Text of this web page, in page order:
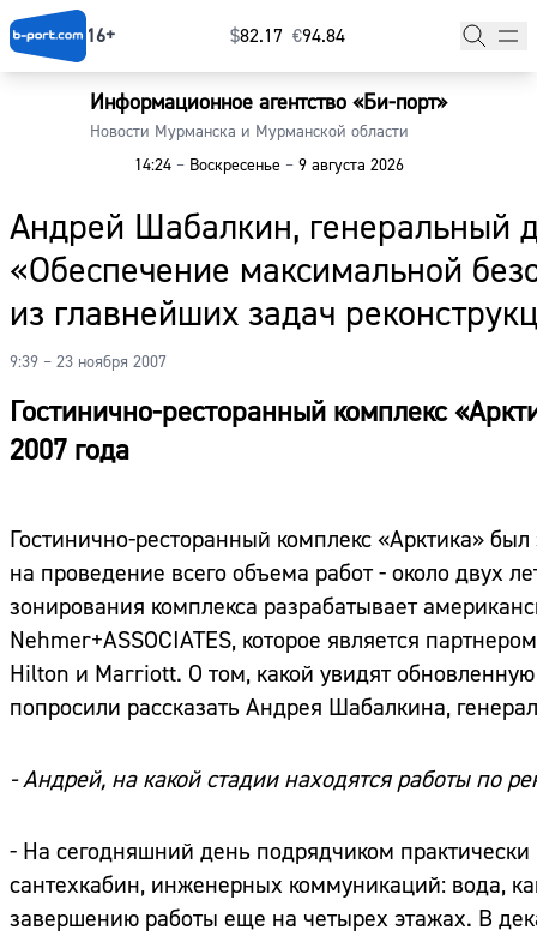
16+ $⁠82.17 €⁠94.84
Информационное агентство «Би-порт»
Новости Мурманска и Мурманской области
14:24 –Воскресенье –9 августа 2026
Андрей Шабалкин, генеральный
«Обеспечение максимальной
из главнейших задач
9:39 – 23 ноября 2007
Гостинично-ресторанный комплекс
2007 года
Гостинично-ресторанный комплекс «Арктика»
на проведение всего объема работ - около двух
зонирования комплекса разрабатывает
Nehmer+ASSOCIATES, которое является
Hilton и Marriott. О том, какой увидят
попросили рассказать Андрея Шабалкина,
- Андрей, на какой стадии находятся работы по
- На сегодняшний день подрядчиком
сантехкабин, инженерных коммуникаций: вода,
завершению работы еще на четырех этажах. В
Главная
Наши гости
Фоторепортажи
Погода
Курсы валют